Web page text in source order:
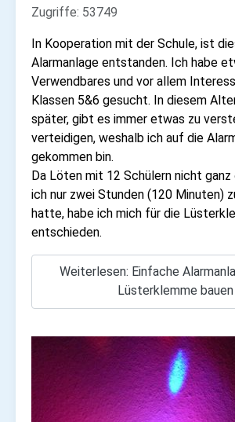
Zugriffe: 53749
In Kooperation mit der Schule, ist
Alarmanlage entstanden. Ich habe
Verwendbares und vor allem
Klassen 5&6 gesucht. In diesem
später, gibt es immer etwas zu
verteidigen, weshalb ich auf die
gekommen bin.
Da Löten mit 12 Schülern nicht
ich nur zwei Stunden (120 Minuten)
hatte, habe ich mich für die
entschieden.
Weiterlesen: Einfache
Lüsterklemme bauen